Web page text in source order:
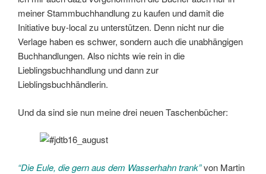
meiner Stammbuchhandlung zu kaufen und damit die
Initiative buy-local zu unterstützen. Denn nicht nur die
Verlage haben es schwer, sondern auch die unabhängigen
Buchhandlungen. Also nichts wie rein in die
Lieblingsbuchhandlung und dann zur
Lieblingsbuchhändlerin.
Und da sind sie nun meine drei neuen Taschenbücher:
“Die Eule, die gern aus dem Wasserhahn trank”von Martin